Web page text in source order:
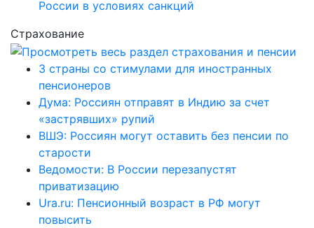
России в условиях санкций
Страхование
3 страны со стимулами для иностранных
пенсионеров
Дума: Россиян отправят в Индию за счет
«застрявших» рупий
ВШЭ: Россиян могут оставить без пенсии по
старости
Ведомости: В России перезапустят
приватизацию
Ura.ru: Пенсионный возраст в РФ могут
повысить